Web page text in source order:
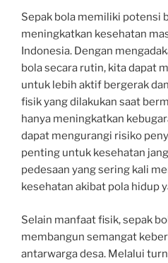
Sepak bola memiliki potensi
meningkatkan kesehatan
Indonesia. Dengan
bola secara rutin, kita dapat
untuk lebih aktif bergerak
fisik yang dilakukan saat
hanya meningkatkan
dapat mengurangi risiko
penting untuk kesehatan
pedesaan yang sering kali
kesehatan akibat pola hidup
Selain manfaat fisik, sepak
membangun semangat
antarwarga desa. Melalui